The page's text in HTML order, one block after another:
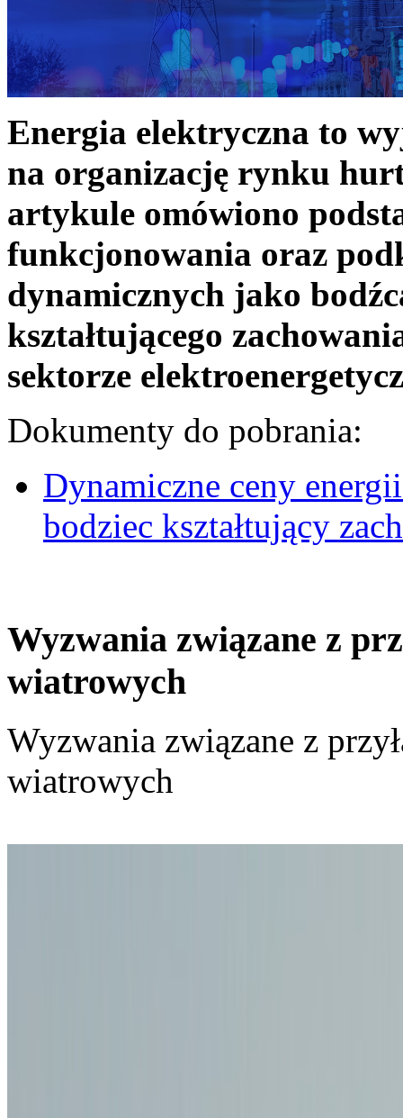
Energia elektryczna to
na organizację rynku
artykule omówiono
funkcjonowania oraz
dynamicznych jako
kształtującego
sektorze
Dokumenty do pobrania:
Dynamiczne ceny
bodziec kształtujący
Wyzwania związane z
wiatrowych
Wyzwania związane z
wiatrowych